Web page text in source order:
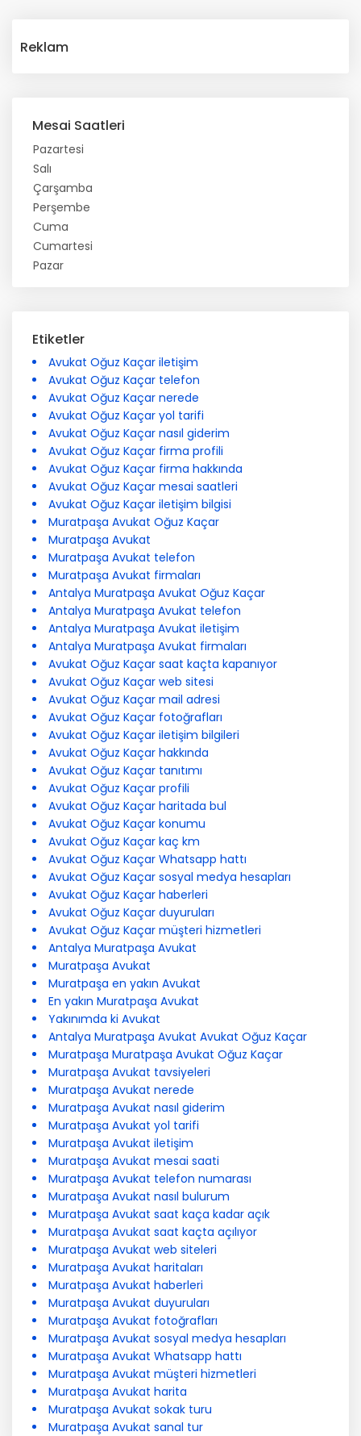
Reklam
Mesai Saatleri
Pazartesi
Salı
Çarşamba
Perşembe
Cuma
Cumartesi
Pazar
Etiketler
Avukat Oğuz Kaçar iletişim
Avukat Oğuz Kaçar telefon
Avukat Oğuz Kaçar nerede
Avukat Oğuz Kaçar yol tarifi
Avukat Oğuz Kaçar nasıl giderim
Avukat Oğuz Kaçar firma profili
Avukat Oğuz Kaçar firma hakkında
Avukat Oğuz Kaçar mesai saatleri
Avukat Oğuz Kaçar iletişim bilgisi
Muratpaşa Avukat Oğuz Kaçar
Muratpaşa Avukat
Muratpaşa Avukat telefon
Muratpaşa Avukat firmaları
Antalya Muratpaşa Avukat Oğuz Kaçar
Antalya Muratpaşa Avukat telefon
Antalya Muratpaşa Avukat iletişim
Antalya Muratpaşa Avukat firmaları
Avukat Oğuz Kaçar saat kaçta kapanıyor
Avukat Oğuz Kaçar web sitesi
Avukat Oğuz Kaçar mail adresi
Avukat Oğuz Kaçar fotoğrafları
Avukat Oğuz Kaçar iletişim bilgileri
Avukat Oğuz Kaçar hakkında
Avukat Oğuz Kaçar tanıtımı
Avukat Oğuz Kaçar profili
Avukat Oğuz Kaçar haritada bul
Avukat Oğuz Kaçar konumu
Avukat Oğuz Kaçar kaç km
Avukat Oğuz Kaçar Whatsapp hattı
Avukat Oğuz Kaçar sosyal medya hesapları
Avukat Oğuz Kaçar haberleri
Avukat Oğuz Kaçar duyuruları
Avukat Oğuz Kaçar müşteri hizmetleri
Antalya Muratpaşa Avukat
Muratpaşa Avukat
Muratpaşa en yakın Avukat
En yakın Muratpaşa Avukat
Yakınımda ki Avukat
Antalya Muratpaşa Avukat Avukat Oğuz Kaçar
Muratpaşa Muratpaşa Avukat Oğuz Kaçar
Muratpaşa Avukat tavsiyeleri
Muratpaşa Avukat nerede
Muratpaşa Avukat nasıl giderim
Muratpaşa Avukat yol tarifi
Muratpaşa Avukat iletişim
Muratpaşa Avukat mesai saati
Muratpaşa Avukat telefon numarası
Muratpaşa Avukat nasıl bulurum
Muratpaşa Avukat saat kaça kadar açık
Muratpaşa Avukat saat kaçta açılıyor
Muratpaşa Avukat web siteleri
Muratpaşa Avukat haritaları
Muratpaşa Avukat haberleri
Muratpaşa Avukat duyuruları
Muratpaşa Avukat fotoğrafları
Muratpaşa Avukat sosyal medya hesapları
Muratpaşa Avukat Whatsapp hattı
Muratpaşa Avukat müşteri hizmetleri
Muratpaşa Avukat harita
Muratpaşa Avukat sokak turu
Muratpaşa Avukat sanal tur